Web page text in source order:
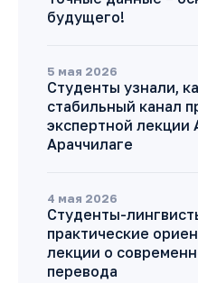
будущего!
5 мая 2026
Студенты узнали,
стабильный канал
экспертной лекции
Араччилаге
4 мая 2026
Студенты-
практические
лекции о
перевода